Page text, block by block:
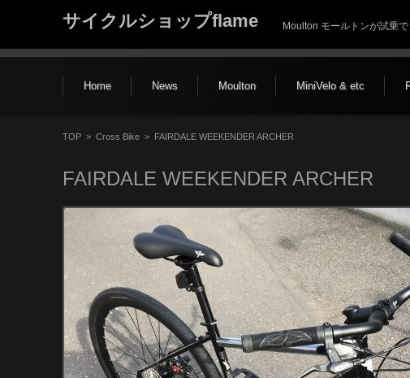
サイクルショップflame Moulton モールトンが試乗
コンテンツに移動
Home News Moulton MiniVelo & etc
TOP > Cross Bike > FAIRDALE WEEKENDER ARCHER
FAIRDALE WEEKENDER ARCHER